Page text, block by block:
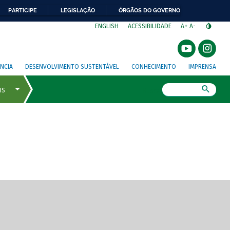
PARTICIPE LEGISLAÇÃO ÓRGÃOS DO GOVERNO
ENGLISH ACESSIBILIDADE A+ A-
DESENVOLVIMENTO SUSTENTÁVEL CONHECIMENTO IMPRENSA
de tela